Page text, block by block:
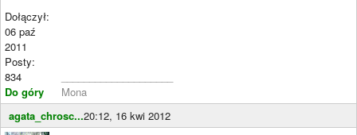
Dołączył:
06 paź
2011
Posty:
834
Do góry
Mona
agata_chrosc...20:12, 16 kwi 2012